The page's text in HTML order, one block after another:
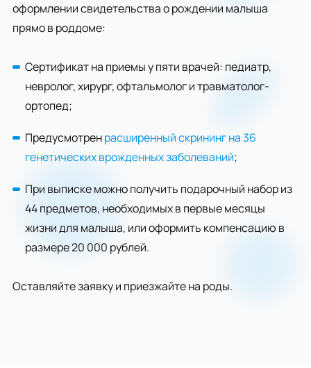
оформлении свидетельства о рождении малыша
прямо в роддоме:
Сертификат на приемы у пяти врачей: педиатр,
невролог, хирург, офтальмолог и травматолог-
ортопед;
Предусмотренрасширенный скрининг на 36
генетических врожденных заболеваний;
При выписке можно получить подарочный набор из
44 предметов, необходимых в первые месяцы
жизни для малыша, или оформить компенсацию в
размере 20 000 рублей.
Оставляйте заявку и приезжайте на роды.